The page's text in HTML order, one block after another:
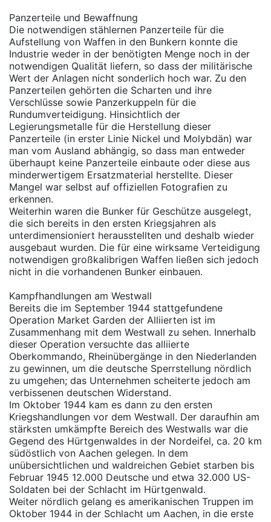
Panzerteile und Bewaffnung
Die notwendigen stählernen Panzerteile für die
Aufstellung von Waffen in den Bunkern konnte die
Industrie weder in der benötigten Menge noch in der
notwendigen Qualität liefern, so dass der militärische
Wert der Anlagen nicht sonderlich hoch war. Zu den
Panzerteilen gehörten die Scharten und ihre
Verschlüsse sowie Panzerkuppeln für die
Rundumverteidigung. Hinsichtlich der
Legierungsmetalle für die Herstellung dieser
Panzerteile (in erster Linie Nickel und Molybdän) war
man vom Ausland abhängig, so dass man entweder
überhaupt keine Panzerteile einbaute oder diese aus
minderwertigem Ersatzmaterial herstellte. Dieser
Mangel war selbst auf offiziellen Fotografien zu
erkennen.
Weiterhin waren die Bunker für Geschütze ausgelegt,
die sich bereits in den ersten Kriegsjahren als
unterdimensioniert herausstellten und deshalb wieder
ausgebaut wurden. Die für eine wirksame Verteidigung
notwendigen großkalibrigen Waffen ließen sich jedoch
nicht in die vorhandenen Bunker einbauen.
Kampfhandlungen am Westwall
Bereits die im September 1944 stattgefundene
Operation Market Garden der Alliierten ist im
Zusammenhang mit dem Westwall zu sehen. Innerhalb
dieser Operation versuchte das alliierte
Oberkommando, Rheinübergänge in den Niederlanden
zu gewinnen, um die deutsche Sperrstellung nördlich
zu umgehen; das Unternehmen scheiterte jedoch am
verbissenen deutschen Widerstand.
Im Oktober 1944 kam es dann zu den ersten
Kriegshandlungen vor dem Westwall. Der daraufhin am
stärksten umkämpfte Bereich des Westwalls war die
Gegend des Hürtgenwaldes in der Nordeifel, ca. 20 km
südöstlich von Aachen gelegen. In dem
unübersichtlichen und waldreichen Gebiet starben bis
Februar 1945 12.000 Deutsche und etwa 32.000 US-
Soldaten bei der Schlacht im Hürtgenwald.
Weiter nördlich gelang es amerikanischen Truppen im
Oktober 1944 in der Schlacht um Aachen, in die erste